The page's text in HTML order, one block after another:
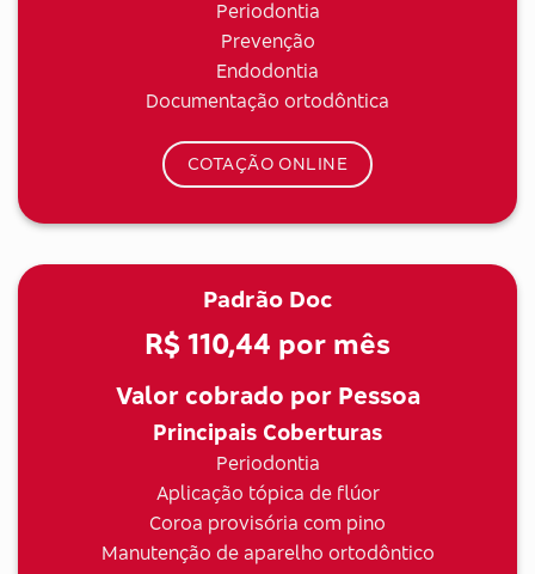
Periodontia
Prevenção
Endodontia
Documentação ortodôntica
COTAÇÃO ONLINE
Padrão Doc
R$ 110,44 por mês
Valor cobrado por Pessoa
Principais Coberturas
Periodontia
Aplicação tópica de flúor
Coroa provisória com pino
Manutenção de aparelho ortodôntico